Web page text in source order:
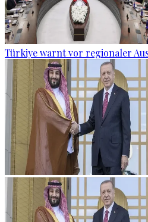
Türkiye warnt vor regionaler